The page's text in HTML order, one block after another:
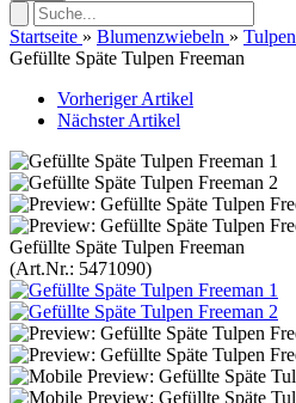
Startseite » Blumenzwiebeln » Tulpen
Gefüllte Späte Tulpen Freeman
Vorheriger Artikel
Nächster Artikel
Gefüllte Späte Tulpen Freeman
(Art.Nr.: 5471090)